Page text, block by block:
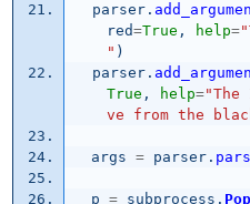
parser.
red=True , help="
" )
parser.
True , help="The
ve from the
args = parser.
p = subprocess .